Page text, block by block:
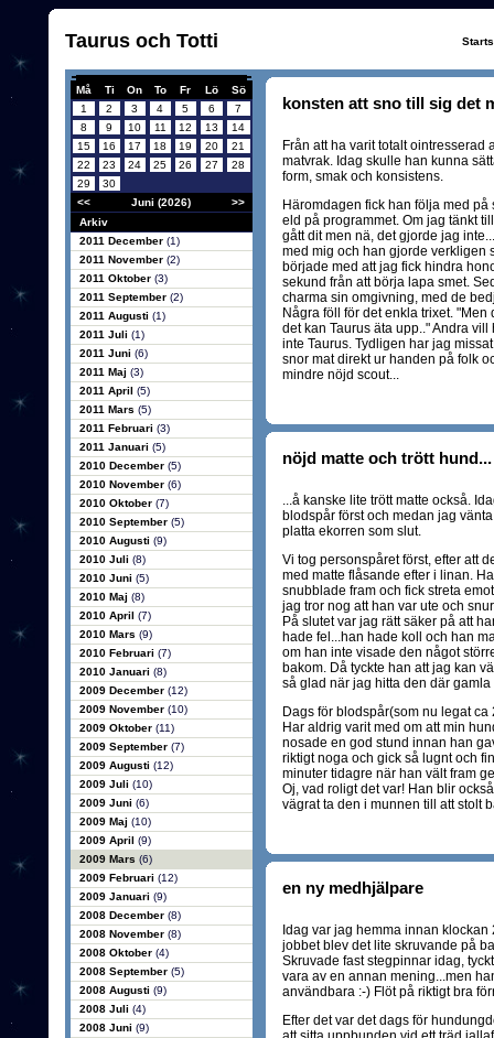
Taurus och Totti
Må Ti On To Fr Lö
Sö
1
2 3 4 5 6
7
8
9 10 11 12 13
14
15
16 17 18 19 20
21
22
23 24 25 26 27
28
29
30
<<
Juni (2026)
>>
Arkiv
2011 December (1)
2011 November (2)
2011 Oktober (3)
2011 September (2)
2011 Augusti (1)
2011 Juli (1)
2011 Juni (6)
2011 Maj (3)
2011 April (5)
2011 Mars (5)
2011 Februari (3)
2011 Januari (5)
2010 December (5)
2010 November (6)
2010 Oktober (7)
2010 September (5)
2010 Augusti (9)
2010 Juli (8)
2010 Juni (5)
2010 Maj (8)
2010 April (7)
2010 Mars (9)
2010 Februari (7)
2010 Januari (8)
2009 December (12)
2009 November (10)
2009 Oktober (11)
2009 September (7)
2009 Augusti (12)
2009 Juli (10)
2009 Juni (6)
2009 Maj (10)
2009 April (9)
2009 Mars (6)
2009 Februari (12)
2009 Januari (9)
2008 December (8)
2008 November (8)
2008 Oktober (4)
2008 September (5)
2008 Augusti (9)
2008 Juli (4)
2008 Juni (9)
konsten att sno till sig det
Från att ha varit totalt ointresserad
matvrak. Idag skulle han kunna
form, smak och konsistens.
Häromdagen fick han följa med
eld på programmet. Om jag tänkt
gått dit men nä, det gjorde jag
med mig och han gjorde verkligen
började med att jag fick hindra
sekund från att börja lapa smet.
charma sin omgivning, med de
Några föll för det enkla trixet.
det kan Taurus äta upp.." Andra
inte Taurus. Tydligen har jag
snor mat direkt ur handen på folk
mindre nöjd scout...
nöjd matte och trött hund...
...å kanske lite trött matte också.
blodspår först och medan jag
platta ekorren som slut.
Vi tog personspåret först, efter att
med matte flåsande efter i linan.
snubblade fram och fick streta
jag tror nog att han var ute och
På slutet var jag rätt säker på att
hade fel...han hade koll och han
om han inte visade den något
bakom. Då tyckte han att jag kan
så glad när jag hitta den där gamla
Dags för blodspår(som nu legat
Har aldrig varit med om att min
nosade en god stund innan han
riktigt noga och gick så lugnt och
minuter tidagre när han vält fram
Oj, vad roligt det var! Han blir
vägrat ta den i munnen till att stolt
en ny medhjälpare
Idag var jag hemma innan
jobbet blev det lite skruvande på
Skruvade fast stegpinnar idag,
vara av en annan mening...men
användbara :-) Flöt på riktigt bra
Efter det var det dags för